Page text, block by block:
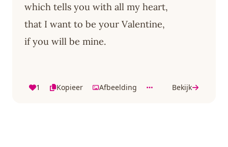
which tells you with all my heart,
that I want to be your Valentine,
if you will be mine.
1 Kopieer Afbeelding Bekijk